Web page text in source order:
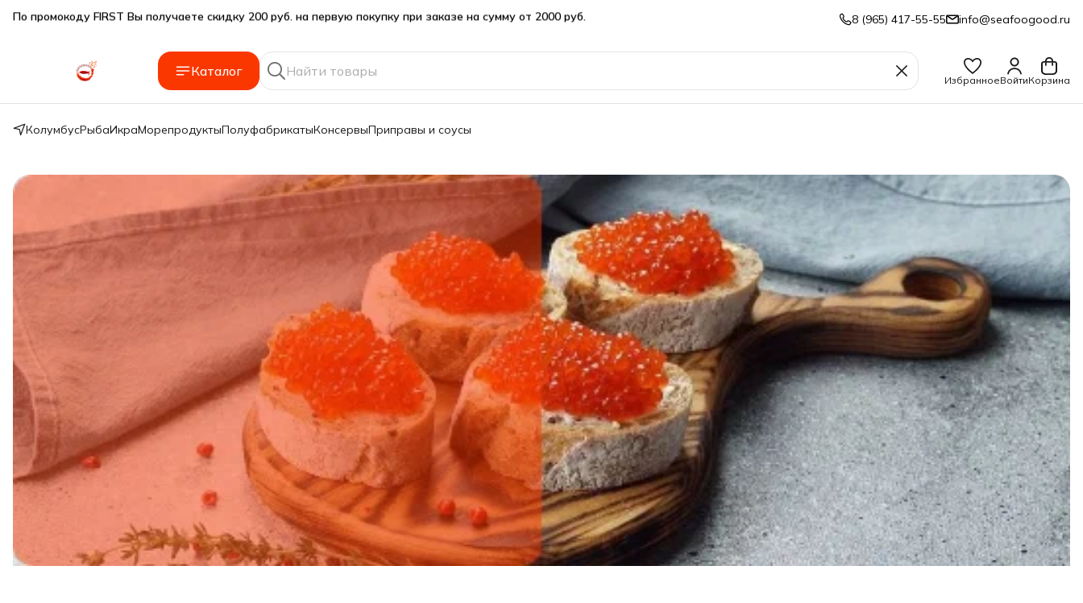
Подарки SeaFoodGood от 2 000₽ в корзине
🔥 3% дополнительная скидка при оплате наличными
8 (965) 417-55-55 info@seafoogood.ru
Каталог
ИзбранноеВойтиКорзина
КолумбусРыбаИкраМорепродуктыПолуфабрикатыКонсервыПриправы и соусы